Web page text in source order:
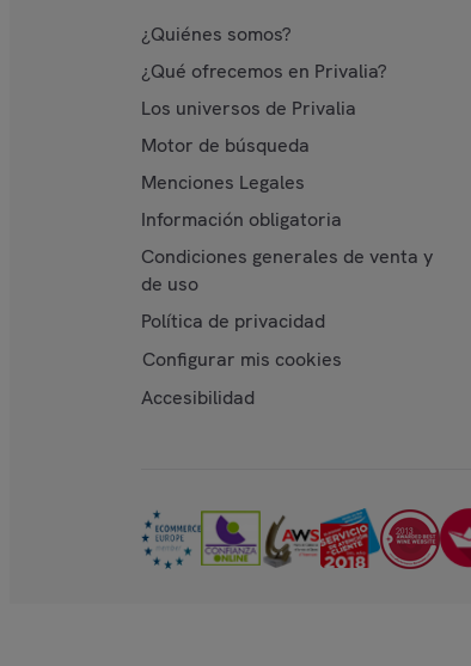
¿Quiénes somos?
¿Qué ofrecemos en Privalia?
Los universos de Privalia
Motor de búsqueda
Menciones Legales
Información obligatoria
Condiciones generales de venta y
de uso
Política de privacidad
Configurar mis cookies
Accesibilidad